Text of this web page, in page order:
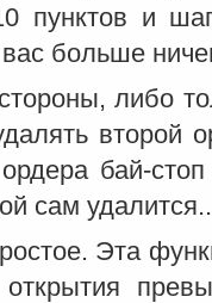
пунктов и
больше
либо
второй
бай-
сам удалится..
Эта